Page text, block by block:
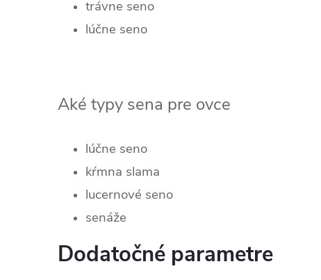
trávne seno
lúčne seno
Aké typy sena pre ovce
lúčne seno
kŕmna slama
lucernové seno
senáže
Dodatočné parametre